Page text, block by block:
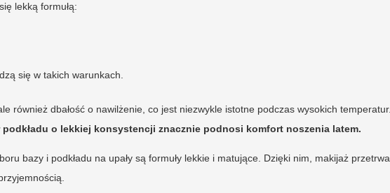
lekką formułą:
się w takich warunkach.
również dbałość o nawilżenie, co jest niezwykle istotne podczas wysokich temperatur.
o lekkiej konsystencji znacznie podnosi komfort noszenia latem.
bazy i podkładu na upały są formuły lekkie i matujące. Dzięki nim, makijaż przetrwa